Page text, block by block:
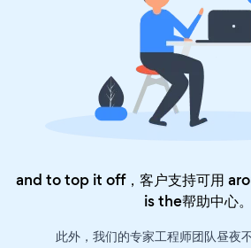
and to top it off，客户支持可用
is the帮助中心。
此外，我们的专家工程师团队昼夜